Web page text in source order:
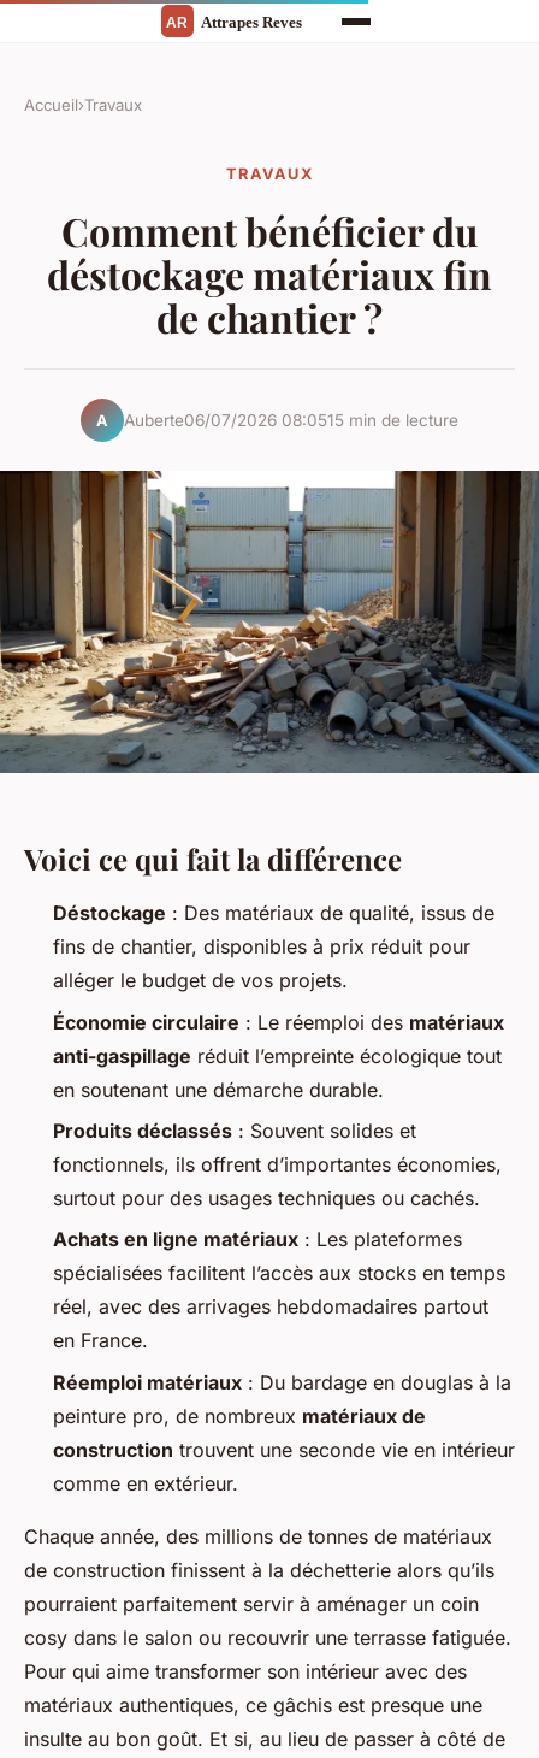
Accueil›Travaux
TRAVAUX
Comment bénéficier du
déstockage matériaux fin
de chantier ?
A Auberte06/07/2026 08:0515 min de lecture
Voici ce qui fait la différence
Déstockage : Des matériaux de qualité, issus de
fins de chantier, disponibles à prix réduit pour
alléger le budget de vos projets.
Économie circulaire : Le réemploi des matériaux
anti-gaspillage réduit l’empreinte écologique tout
en soutenant une démarche durable.
Produits déclassés : Souvent solides et
fonctionnels, ils offrent d’importantes économies,
surtout pour des usages techniques ou cachés.
Achats en ligne matériaux : Les plateformes
spécialisées facilitent l’accès aux stocks en temps
réel, avec des arrivages hebdomadaires partout
en France.
Réemploi matériaux : Du bardage en douglas à la
peinture pro, de nombreux matériaux de
construction trouvent une seconde vie en intérieur
comme en extérieur.
Chaque année, des millions de tonnes de matériaux
de construction finissent à la déchetterie alors qu’ils
pourraient parfaitement servir à aménager un coin
cosy dans le salon ou recouvrir une terrasse fatiguée.
Pour qui aime transformer son intérieur avec des
matériaux authentiques, ce gâchis est presque une
insulte au bon goût. Et si, au lieu de passer à côté de